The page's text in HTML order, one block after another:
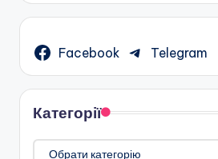
Facebook Telegram
Категорії
Категорії